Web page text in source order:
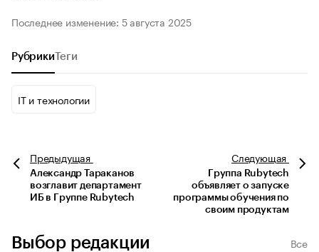
Последнее изменение: 5 августа 2025
Рубрики Теги
IT и технологии
Предыдущая
Александр Тараканов
возглавит департамент
ИБ в Группе Rubytech
Следующая
Группа Rubytech
объявляет о запуске
программы обучения по
своим продуктам
Выбор редакции
Все